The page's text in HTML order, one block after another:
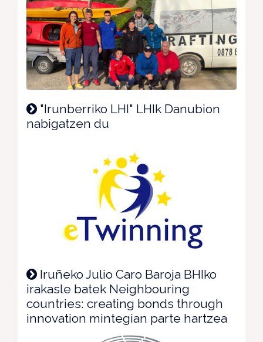
"Irunberriko LHI" LHIk Danubion
nabigatzen du
Iruñeko Julio Caro Baroja BHIko
irakasle batek Neighbouring
countries: creating bonds through
innovation mintegian parte hartzea